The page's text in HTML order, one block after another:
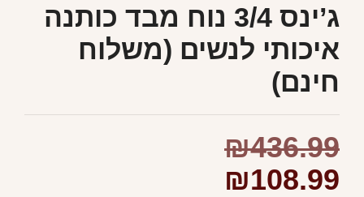
ג’ינס 3/4 נוח מבד כותנה
איכותי לנשים (משלוח
חינם)
₪436.99
₪108.99